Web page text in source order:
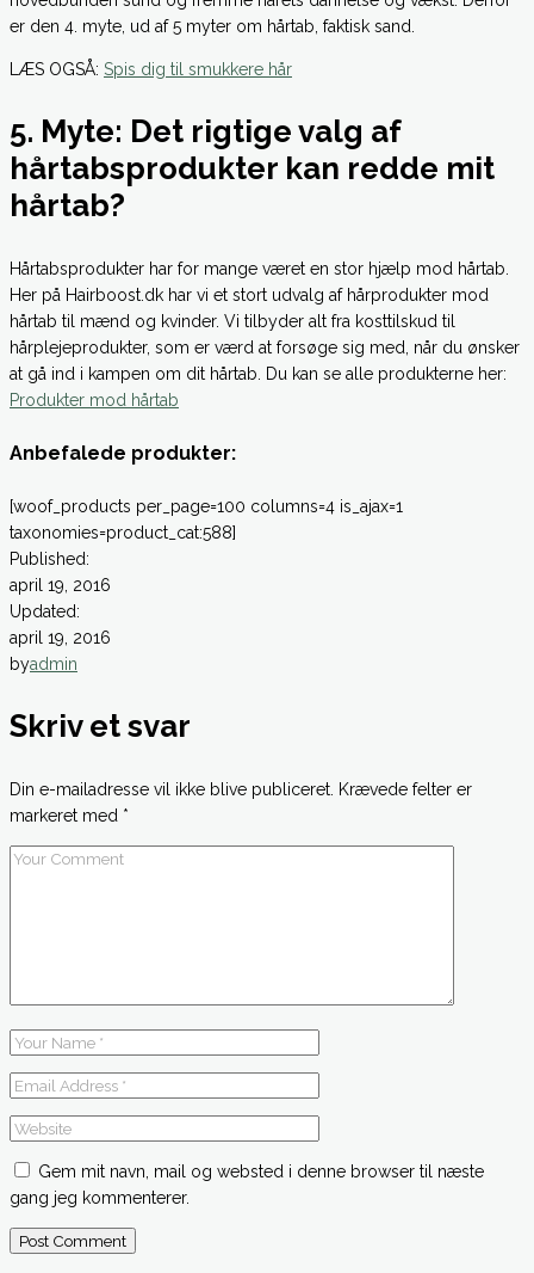
er den 4. myte, ud af 5 myter om hårtab, faktisk sand.
LÆS OGSÅ: Spis dig til smukkere hår
5. Myte: Det rigtige valg af
hårtabsprodukter kan redde mit
hårtab?
Hårtabsprodukter har for mange været en stor hjælp mod hårtab.
Her på Hairboost.dk har vi et stort udvalg af hårprodukter mod
hårtab til mænd og kvinder. Vi tilbyder alt fra kosttilskud til
hårplejeprodukter, som er værd at forsøge sig med, når du ønsker
at gå ind i kampen om dit hårtab. Du kan se alle produkterne her:
Produkter mod hårtab
Anbefalede produkter:
[woof_products per_page=100 columns=4 is_ajax=1
taxonomies=product_cat:588]
Published:
april 19, 2016
Updated:
april 19, 2016
byadmin
Skriv et svar
Din e-mailadresse vil ikke blive publiceret. Krævede felter er
markeret med *
Gem mit navn, mail og websted i denne browser til næste
gang jeg kommenterer.
Post Comment